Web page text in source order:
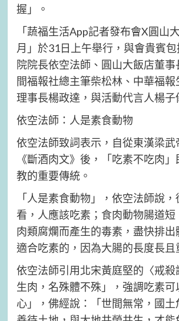
握」。
「蔬福生活App記者發布會X圓山
月」於31日上午舉行，與會貴賓
院院長依空法師、圓山大飯店董事
間福報社總主筆柴松林、中華福
理事長楊政達，與活動代言人楊子
依空法師：人是素食動物
依空法師致詞表示，自從東漢梁武
《斷酒肉文》後，「吃素不吃肉
教的重要傳統。
「人是素食動物」，依空法師說
看，人應該吃素；食肉動物腸道短
肉類腐爛而產生的毒素，盡快排
適合吃素的，因為大腸的長度長且
依空法師引用北宋黃庭堅的〈戒殺
生肉，名殊體不殊」，強調吃素可
心」，佛經說：「世間無常，國土